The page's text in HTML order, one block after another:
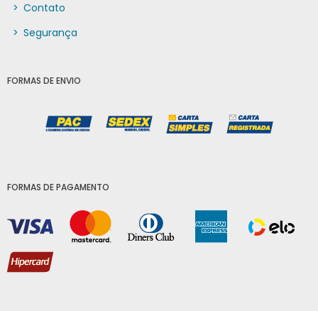
> Contato
> Segurança
FORMAS DE ENVIO
FORMAS DE PAGAMENTO